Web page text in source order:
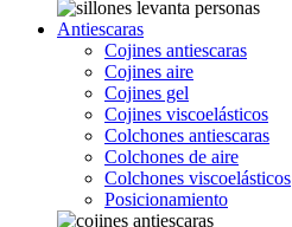
Antiescaras
Cojines antiescaras
Cojines aire
Cojines gel
Cojines viscoelásticos
Colchones antiescaras
Colchones de aire
Colchones viscoelásticos
Posicionamiento